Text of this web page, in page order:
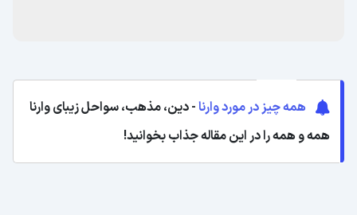
همه چیز در مورد وارنا- دین، مذهب، سواحل زیبای وارنا
همه و همه را در این مقاله جذاب بخوانید!